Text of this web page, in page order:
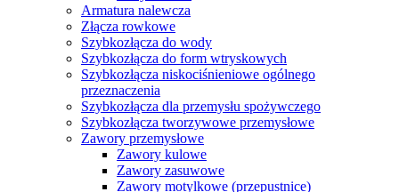
Armatura nalewcza
Złącza rowkowe
Szybkozłącza do wody
Szybkozłącza do form wtryskowych
Szybkozłącza niskociśnieniowe ogólnego
przeznaczenia
Szybkozłącza dla przemysłu spożywczego
Szybkozłącza tworzywowe przemysłowe
Zawory przemysłowe
Zawory kulowe
Zawory zasuwowe
Zawory motylkowe (przepustnice)